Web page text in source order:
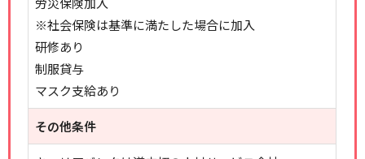
※社会保険は基準に満たした場合に加入
研修あり
制服貸与
マスク支給あり
その他条件